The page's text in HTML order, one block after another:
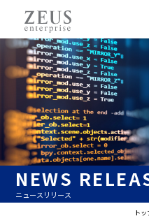
NEWS
ニュースリリース
トッ